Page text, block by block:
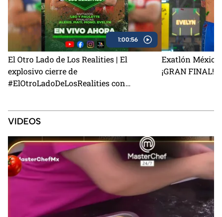
1:00:56
El Otro Lado de Los Realities | El
explosivo cierre de
#ElOtroLadoDeLosRealities con
Exatlón México
¡GRAN FINAL!
VIDEOS